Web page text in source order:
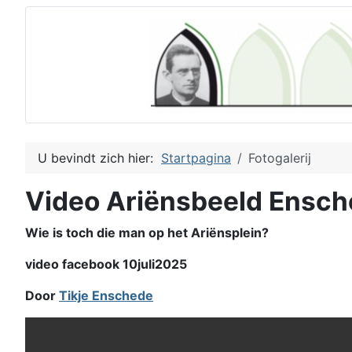
U bevindt zich hier: Startpagina Fotogalerij
Video Ariënsbeeld
Wie is toch die man op het Ariënsplein?
video facebook 10juli2025
Door Tikje Enschede